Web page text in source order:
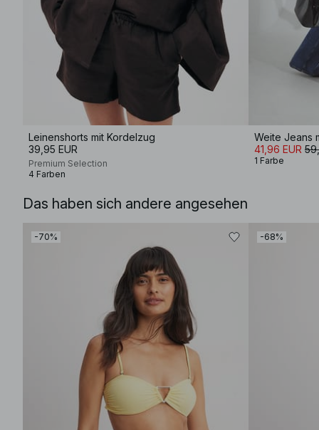
Leinenshorts mit Kordelzug
39,95 EUR
Premium Selection
4 Farben
Weite Jeans
41,96 EUR
1 Farbe
Das haben sich andere angesehen
-70% -68%